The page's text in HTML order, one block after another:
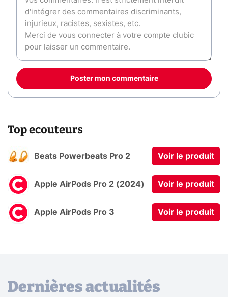
Poster mon commentaire
Top ecouteurs
Beats Powerbeats Pro 2 Voir le produit
Apple AirPods Pro 2 (2024) Voir le produit
Apple AirPods Pro 3 Voir le produit
Dernières actualités